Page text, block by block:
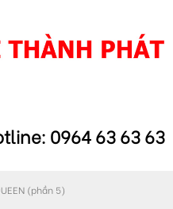
0964 63 63 63
(phần 5)